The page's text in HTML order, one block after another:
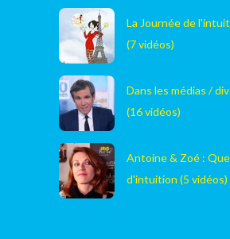
La Journée de
(7 vidéos)
Dans les médias /
(16 vidéos)
Antoine & Zoé :
d'intuition (5 vidéos)